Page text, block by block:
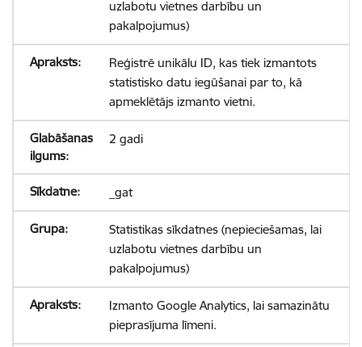
uzlabotu vietnes darbību un
pakalpojumus)
Reģistrē unikālu ID, kas tiek izmantots
statistisko datu iegūšanai par to, kā
apmeklētājs izmanto vietni.
2 gadi
_gat
Statistikas sīkdatnes (nepieciešamas, lai
uzlabotu vietnes darbību un
pakalpojumus)
Izmanto Google Analytics, lai samazinātu
pieprasījuma līmeni.